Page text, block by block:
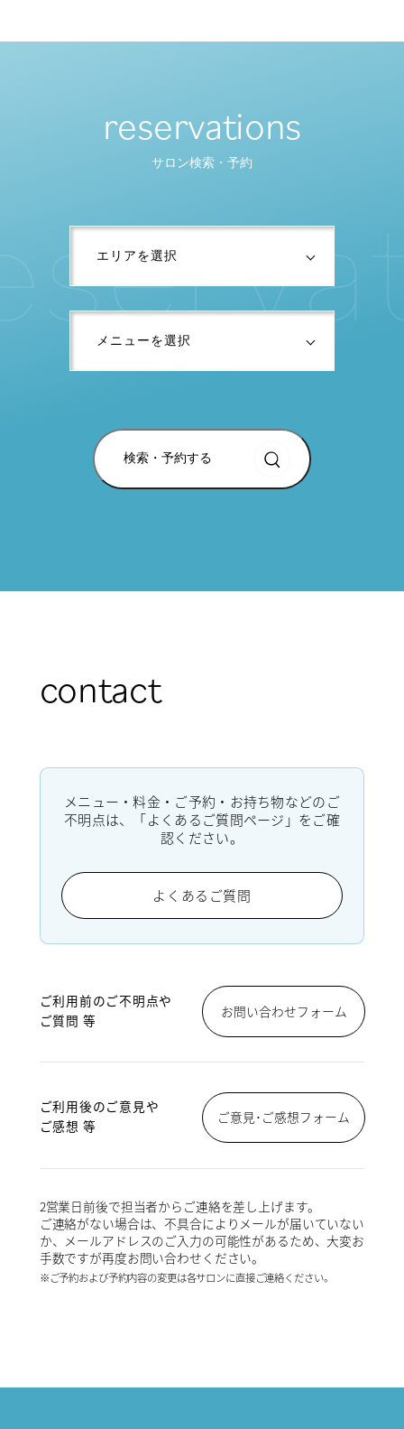
reservations
サロン検索・予約
検索・予約する
serva
contact
メニュー・料金・ご予約・お持ち物などのご
不明点は、「よくあるご質問ページ」をご確
認ください。
よくあるご質問
ご利用前のご不明点や
ご質問 等
お問い合わせフォーム
ご利用後のご意見や
ご感想 等
ご意見･ご感想フォーム
2営業日前後で担当者からご連絡を差し上げます。
ご連絡がない場合は、不具合によりメールが届いていない
か、メールアドレスのご入力の可能性があるため、大変お
手数ですが再度お問い合わせください。
※ご予約および予約内容の変更は各サロンに直接ご連絡ください。